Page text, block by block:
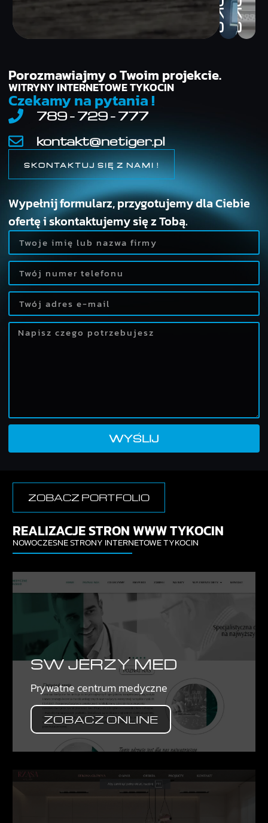
WITRYNY INTERNETOWE TYKOCIN
Porozmawiajmy o Twoim projekcie.
789 - 729 - 777
kontakt@netiger.pl
Wypełnij formularz, przygotujemy dla Ciebie
ofertę i skontaktujemy się z Tobą.
Czekamy na pytania !
SKONTAKTUJ SIĘ Z NAMI !
WYŚLIJ
REALIZACJE STRON WWW TYKOCIN
NOWOCZESNE STRONY INTERNETOWE TYKOCIN
ZOBACZ PORTFOLIO
SW JERZY MED
Prywatne centrum medyczne
ZOBACZ ONLINE